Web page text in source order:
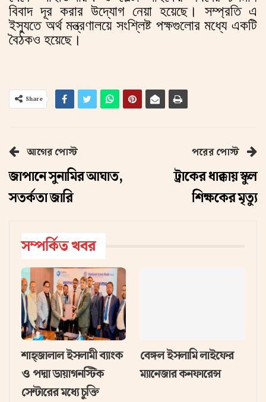
বিবাদ দূর করার উদ্যোগ নেয়া হয়েছে। সম্প্রতি এ
ইস্যুতে অর্থ মন্ত্রণালয়ে সংশ্লিষ্ট পক্ষগুলোর মধ্যে একটি
বৈঠকও হয়েছে।
Share
আগের পোস্ট
জাপানে সুনামির আঘাত,
সতর্কতা জারি
পরের পোস্ট
ট্রাকের ধাক্কায় স্কুল
শিক্ষকের মৃত্যু
সম্পর্কিত খবর
শাহ্জালাল ইসলামী ব্যাংক
ও পদ্মা ডায়াগনস্টিক
সেন্টারের মধ্যে চুক্তি
বেঙ্গল ইসলামি লাইফের
ম্যানেজার কনফারেন্স